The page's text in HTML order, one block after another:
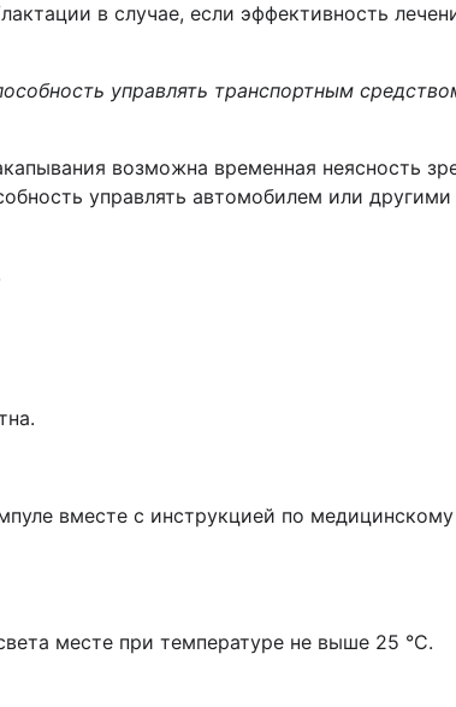
в случае, если эффективность
управлять транспортным
возможна временная неясность
управлять автомобилем или
вместе с инструкцией по
месте при температуре не выше 25 °С.